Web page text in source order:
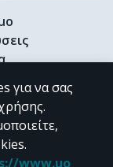
για να σας
www.uo